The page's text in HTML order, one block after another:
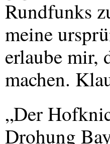
Rundfunks
meine
erlaube mir,
machen.
„Der
Drohung